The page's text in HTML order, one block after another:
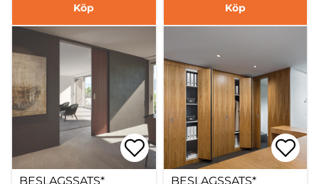
Köp Köp
BESLAGSSATS*
BESLAGSSATS*